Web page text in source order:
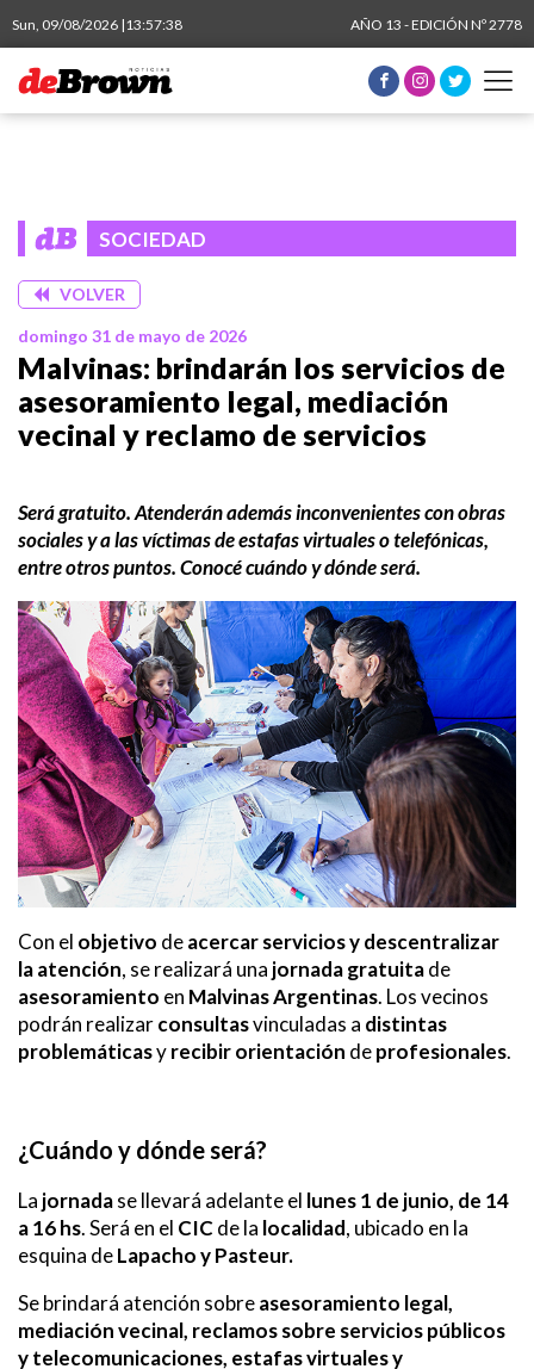
Sun, 09/08/2026 |13:57:38 AÑO 13 - EDICIÓN Nº 2778
SOCIEDAD
VOLVER
domingo 31 de mayo de 2026
Malvinas: brindarán los servicios de
asesoramiento legal, mediación
vecinal y reclamo de servicios
Será gratuito. Atenderán además inconvenientes con obras
sociales y a las víctimas de estafas virtuales o telefónicas,
entre otros puntos. Conocé cuándo y dónde será.
Con el objetivo deacercar servicios y descentralizar
la atención, se realizará una jornada gratuitade
asesoramiento en Malvinas Argentinas. Los vecinos
podrán realizarconsultasvinculadas a distintas
problemáticasyrecibir orientación deprofesionales.
¿Cuándo y dónde será?
La jornadase llevará adelante el lunes 1 de junio, de 14
a 16 hs. Será en el CIC de la localidad, ubicado en la
esquina deLapacho y Pasteur.
Se brindará atención sobreasesoramiento legal,
mediación vecinal, reclamos sobre servicios públicos
y telecomunicaciones, estafas virtuales y